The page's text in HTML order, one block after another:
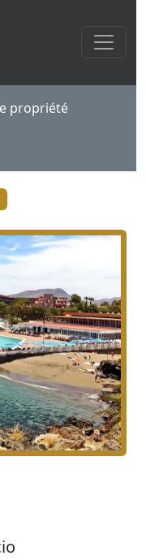
propriété